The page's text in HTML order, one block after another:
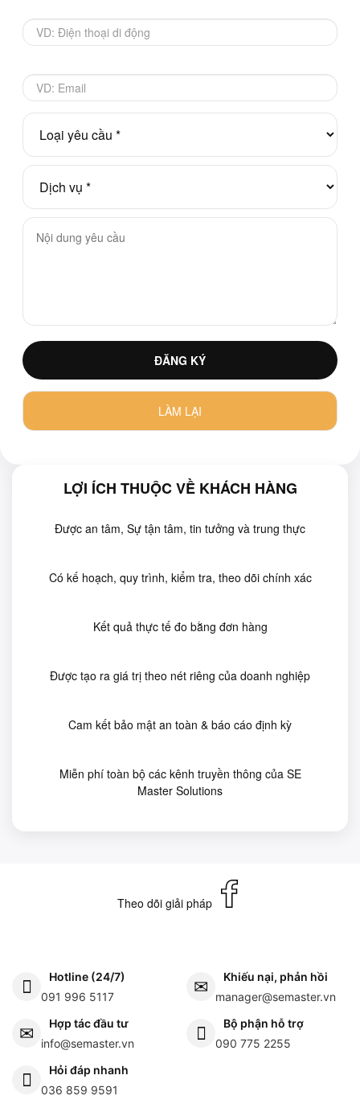
LỢI ÍCH THUỘC VỀ KHÁCH HÀNG
Được an tâm, Sự tận tâm, tin tưởng và trung thực
Có kế hoạch, quy trình, kiểm tra, theo dõi chính xác
Kết quả thực tế đo bằng đơn hàng
Được tạo ra giá trị theo nét riêng của doanh nghiệp
Cam kết bảo mật an toàn & báo cáo định kỳ
Miễn phí toàn bộ các kênh truyền thông của SE
Master Solutions
Theo dõi giải pháp
Hotline (24/7)
091 996 5117
Khiếu nại, phản hồi
manager@semaster.vn
Hợp tác đầu tư
info@semaster.vn
Bộ phận hỗ trợ
090 775 2255
Hỏi đáp nhanh
036 859 9591